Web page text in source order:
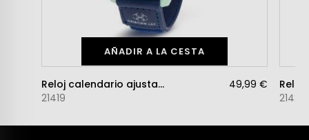
AÑADIR A LA CESTA
Reloj calendario ajustable
21419
49,99 €
Reloj
21420